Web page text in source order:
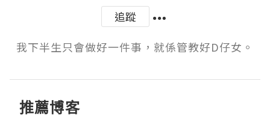
追蹤
我下半生只會做好一件事，就係管教好D仔女。
推薦博客